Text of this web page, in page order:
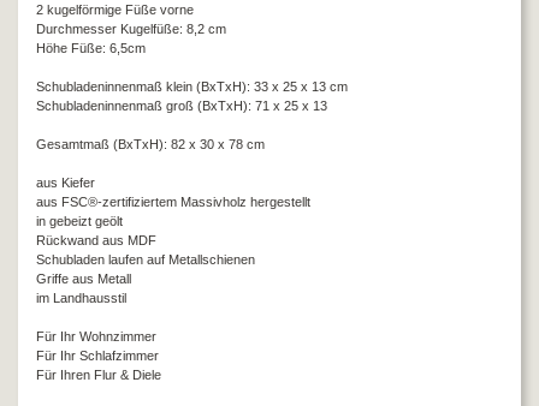
2 kugelförmige Füße vorne
Durchmesser Kugelfüße: 8,2 cm
Höhe Füße: 6,5cm
Schubladeninnenmaß klein (BxTxH): 33 x 25 x 13 cm
Schubladeninnenmaß groß (BxTxH): 71 x 25 x 13
Gesamtmaß (BxTxH): 82 x 30 x 78 cm
aus Kiefer
aus FSC®-zertifiziertem Massivholz hergestellt
in gebeizt geölt
Rückwand aus MDF
Schubladen laufen auf Metallschienen
Griffe aus Metall
im Landhausstil
Für Ihr Wohnzimmer
Für Ihr Schlafzimmer
Für Ihren Flur & Diele